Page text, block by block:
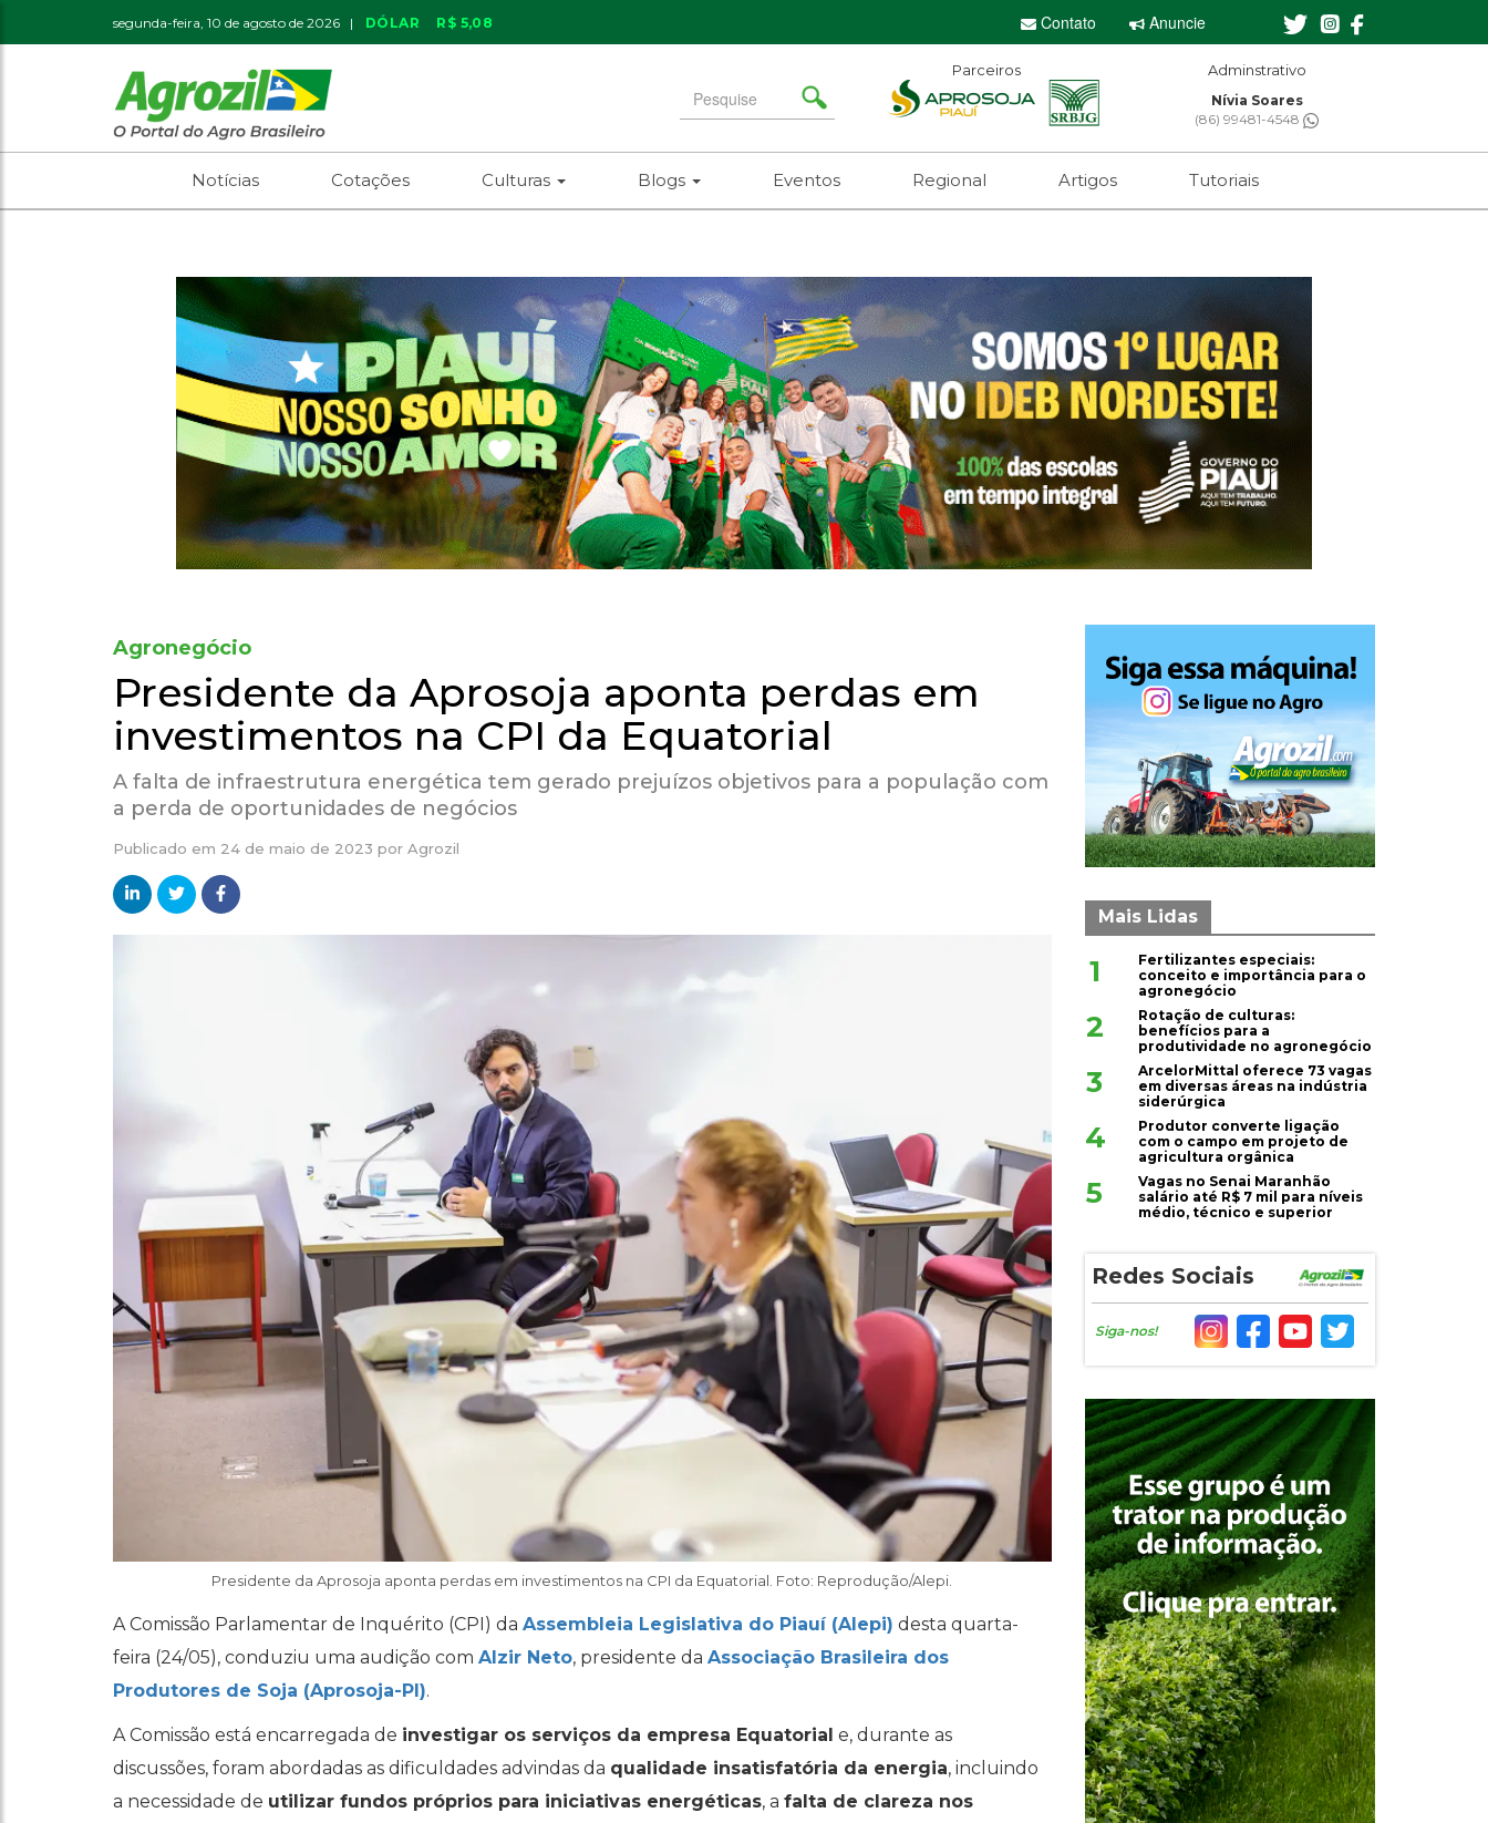
segunda-feira, 10 de agosto de 2026 | DÓLAR R$ 5,08 Contato Anuncie
Search
for
Parceiros Editor-chefe
Sebastian Eugênio
(61) 99650-2473
Notícias Cotações Culturas Blogs Eventos Regional Artigos Tutoriais
Agronegócio
Presidente da Aprosoja aponta perdas em
investimentos na CPI da Equatorial
A falta de infraestrutura energética tem gerado prejuízos objetivos para a população com
a perda de oportunidades de negócios
Publicado em 24 de maio de 2023 por Agrozil
Presidente da Aprosoja aponta perdas em investimentos na CPI da Equatorial. Foto: Reprodução/Alepi.
A Comissão Parlamentar de Inquérito (CPI) da Assembleia Legislativa do Piauí (Alepi) desta quarta-
feira (24/05), conduziu uma audição com Alzir Neto, presidente da Associação Brasileira dos
Produtores de Soja (Aprosoja-PI).
A Comissão está encarregada de investigar os serviços da empresa Equatorial e, durante as
discussões, foram abordadas as dificuldades advindas da qualidade insatisfatória da energia, incluindo
a necessidade de utilizar fundos próprios para iniciativas energéticas, a falta de clareza nos
Mais Lidas
1
Fertilizantes especiais:
conceito e importância para o
agronegócio
2
Rotação de culturas:
benefícios para a
produtividade no agronegócio
3
ArcelorMittal oferece 73 vagas
em diversas áreas na indústria
siderúrgica
4
Produtor converte ligação
com o campo em projeto de
agricultura orgânica
5
Vagas no Senai Maranhão
salário até R$ 7 mil para níveis
médio, técnico e superior
Redes Sociais
Siga-nos!